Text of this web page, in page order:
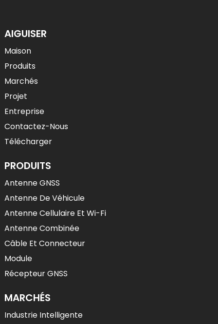
AIGUISER
Maison
Produits
Marchés
Projet
Entreprise
Contactez-Nous
Télécharger
PRODUITS
Antenne GNSS
Antenne De Véhicule
Antenne Cellulaire Et Wi-Fi
Antenne Combinée
Câble Et Connecteur
Module
Récepteur GNSS
MARCHÉS
Industrie Intelligente